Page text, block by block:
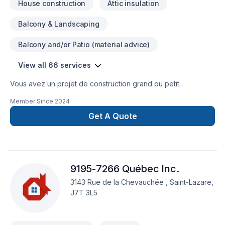
House construction Attic insulation
Balcony & Landscaping
Balcony and/or Patio (material advice)
View all 66 services
Vous avez un projet de construction grand ou petit
Entreprise familliale Expertise élevé dans la gestion de
mauvaise surprise sur le coût des projets , transparence sur
Member Since 2024
Get A Quote
9195-7266 Québec Inc.
3143 Rue de la Chevauchée , Saint-Lazare,
J7T 3L5